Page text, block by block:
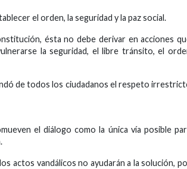
el orden, la seguridad y la paz social.
ésta no debe derivar en acciones
la seguridad, el libre tránsito, el
de todos los ciudadanos el respeto
el diálogo como la única vía posible
actos vandálicos no ayudarán a la solución,